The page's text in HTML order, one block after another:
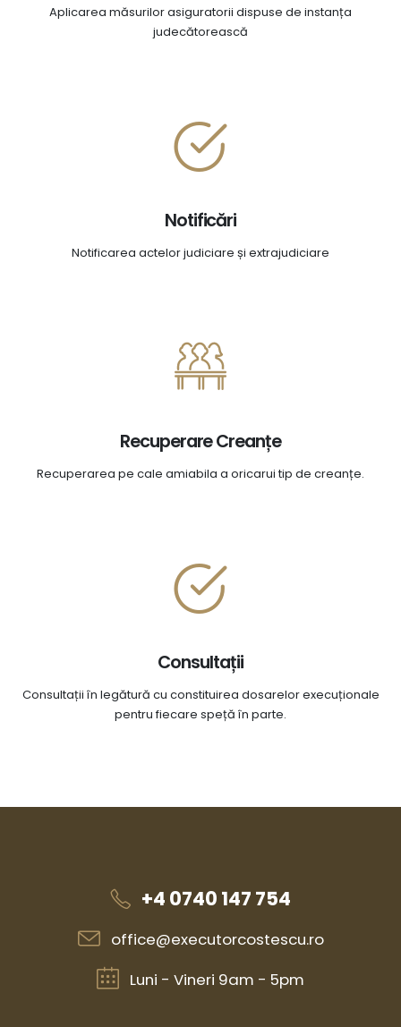
Aplicarea măsurilor asiguratorii dispuse de instanța
judecătorească
Notificări
Notificarea actelor judiciare și extrajudiciare
Recuperare Creanțe
Recuperarea pe cale amiabila a oricarui tip de creanțe.
Consultații
Consultații în legătură cu constituirea dosarelor execuționale
pentru fiecare speță în parte.
+4 0740 147 754
office@executorcostescu.ro
Luni - Vineri 9am - 5pm